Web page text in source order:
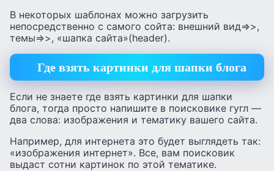
В некоторых шаблонах можно загрузить
непосредственно с самого сойта: внешний вид=>>,
темы=>>, «шапка сайта»(header).
Где взять картинки для шапки блога
Если не знаете где взять картинки для шапки
блога, тогда просто напишите в поисковике гугл —
два слова: изображения и тематику вашего сайта.
Например, для интернета это будет выглядеть так:
«изображения интернет». Все, вам поисковик
выдаст сотни картинок по этой тематике.